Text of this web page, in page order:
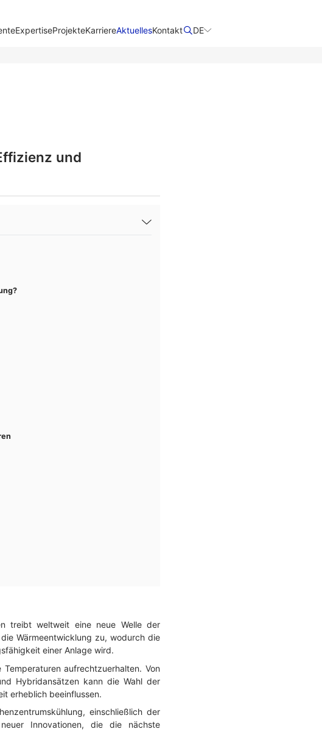
ExpertiseProjekteKarriereAktuellesKontakt DE
und
treibt weltweit eine neue Welle der
Wärmeentwicklung zu, wodurch die
einer Anlage wird.
aufrechtzuerhalten. Von
Hybridansätzen kann die Wahl der
erheblich beeinflussen.
einschließlich der
Innovationen, die die nächste